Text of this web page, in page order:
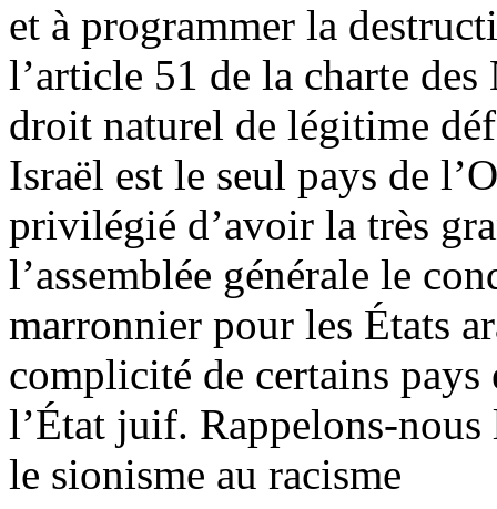
et à programmer la
l’article 51 de la charte
droit naturel de légitime
Israël est le seul pays de
privilégié d’avoir la très
l’assemblée générale le
marronnier pour les États
complicité de certains
l’État juif. Rappelons-
le sionisme au racisme